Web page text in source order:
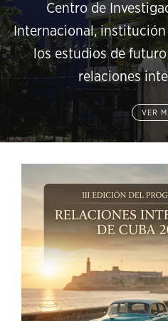
Centro de
Internacional, institución
los estudios de
relaciones
VER